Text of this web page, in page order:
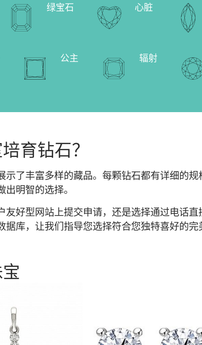
绿宝石 心脏
公主 辐射
育钻石？
了丰富多样的藏品。每颗钻石都有详细的
明智的选择。
好型网站上提交申请，还是选择通过电话
库，让我们指导您选择符合您独特喜好的完